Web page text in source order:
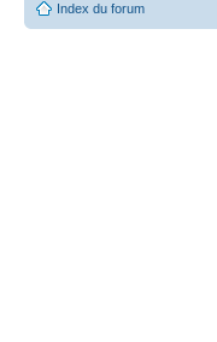
Index du forum